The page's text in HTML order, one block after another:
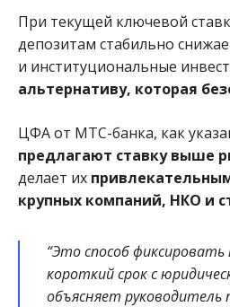
При текущей ключевой
депозитам стабильно
и институциональные
альтернативу, которая
ЦФА от МТС-банка, как
предлагают ставку выше
делает их
крупных компаний, НКО и
“Это способ
короткий срок с
объясняет руководитель